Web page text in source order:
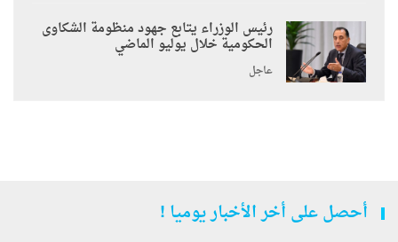
رئيس الوزراء يتابع جهود منظومة الشكاوى
الحكومية خلال يوليو الماضي
عاجل
أحصل على أخر الأخبار يوميا !